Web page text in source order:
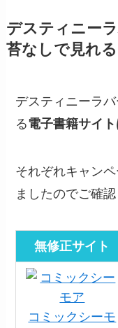
デスティニー
苔なしで見れ
デスティニーラ
る電子書籍サイト
それぞれキャン
ましたのでご確認
無修正サイト
コミックシーモ